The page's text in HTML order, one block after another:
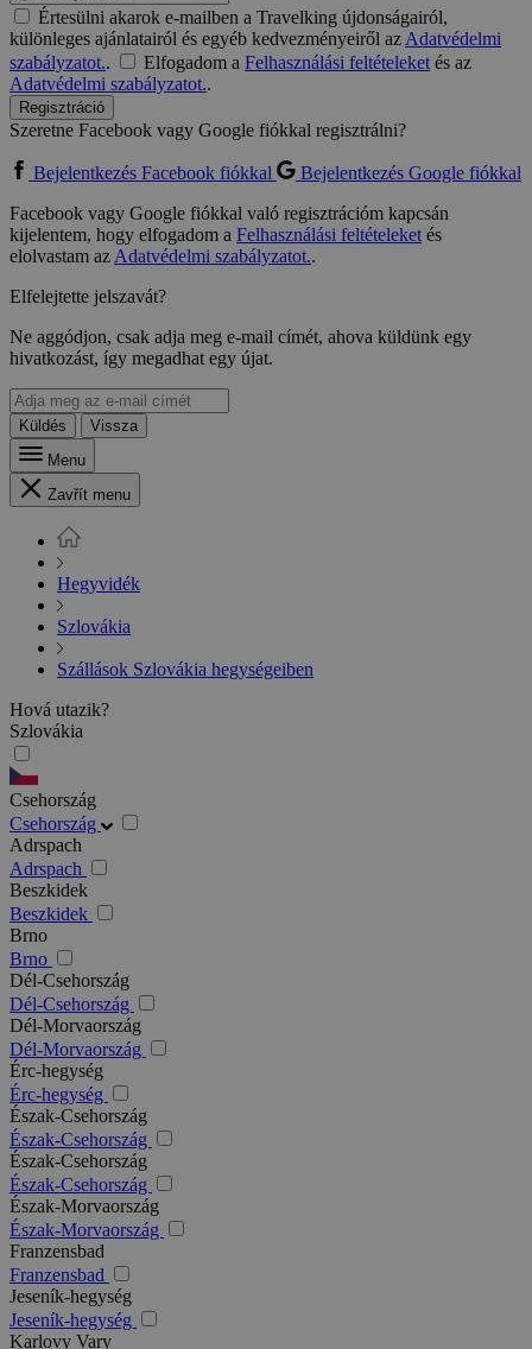
Értesülni akarok e-mailben a Travelking újdonságairól,
különleges ajánlatairól és egyéb kedvezményeiről azAdatvédelmi
szabályzatot.. Elfogadom a Felhasználási feltételeketés az
Adatvédelmi szabályzatot..
Regisztráció
Szeretne Facebook vagy Google fiókkal regisztrálni?
Bejelentkezés Facebook fiókkal
Bejelentkezés Google fiókkal
Facebook vagy Google fiókkal való regisztrációm kapcsán
kijelentem, hogy elfogadom a Felhasználási feltételeketés
elolvastam azAdatvédelmi szabályzatot..
Elfelejtette jelszavát?
Ne aggódjon, csak adja meg e-mail címét, ahova küldünk egy
hivatkozást, így megadhat egy újat.
Küldés
Vissza
Menu
Zavřít menu
Hegyvidék
Szlovákia
Szállások Szlovákia hegységeiben
Hová utazik?
Szlovákia
Csehország
Csehország
Adrspach
Adrspach
Beszkidek
Beszkidek
Brno
Brno
Dél-Csehország
Dél-Csehország
Dél-Morvaország
Dél-Morvaország
Érc-hegység
Érc-hegység
Észak-Csehország
Észak-Csehország
Észak-Csehország
Észak-Csehország
Észak-Morvaország
Észak-Morvaország
Franzensbad
Franzensbad
Jeseník-hegység
Jeseník-hegység
Karlovy Vary